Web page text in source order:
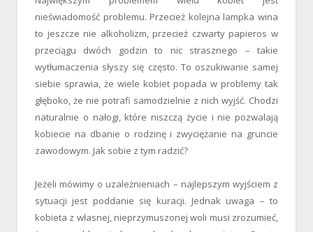
nieświadomość problemu. Przecież kolejna lampka wina
to jeszcze nie alkoholizm, przecież czwarty papieros w
przeciągu dwóch godzin to nic strasznego – takie
wytłumaczenia słyszy się często. To oszukiwanie samej
siebie sprawia, że wiele kobiet popada w problemy tak
głęboko, że nie potrafi samodzielnie z nich wyjść. Chodzi
naturalnie o nałogi, które niszczą życie i nie pozwalają
kobiecie na dbanie o rodzinę i zwyciężanie na gruncie
zawodowym. Jak sobie z tym radzić?
Jeżeli mówimy o uzależnieniach – najlepszym wyjściem z
sytuacji jest poddanie się kuracji. Jednak uwaga – to
kobieta z własnej, nieprzymuszonej woli musi zrozumieć,